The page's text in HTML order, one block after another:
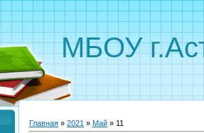
МБОУ
Главная » 2021 » Май » 11